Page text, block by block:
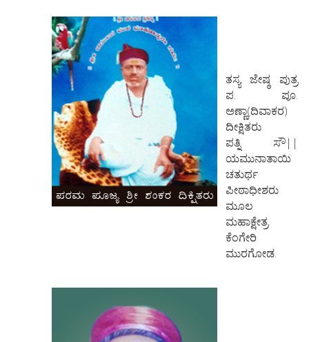
ತಸ್ಯ ಜೇಷ್ಠ ಪುತ್ರ
ಪ. ಪೂ.
ಅಣ್ಣಾ(ದಿವಾಕರ)
ದೀಕ್ಷಿತರು
ಪತ್ನಿ ಸೌ||
ಯಮುನಾತಾಯಿ
ಚತುರ್ಥ
ಪೀಠಾಧೀಶರು
ಮೂಲ
ಮಹಾಕ್ಷೇತ್ರ
ಕೆಂಗೇರಿ
ಮುರಗೋಡ.